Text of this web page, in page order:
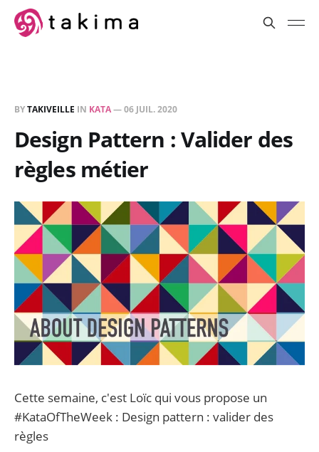
BYTAKIVEILLE IN KATA—06 JUIL. 2020
Design Pattern : Valider des
règles métier
Cette semaine, c'est Loïc qui vous propose un
#KataOfTheWeek : Design pattern : valider des
règles